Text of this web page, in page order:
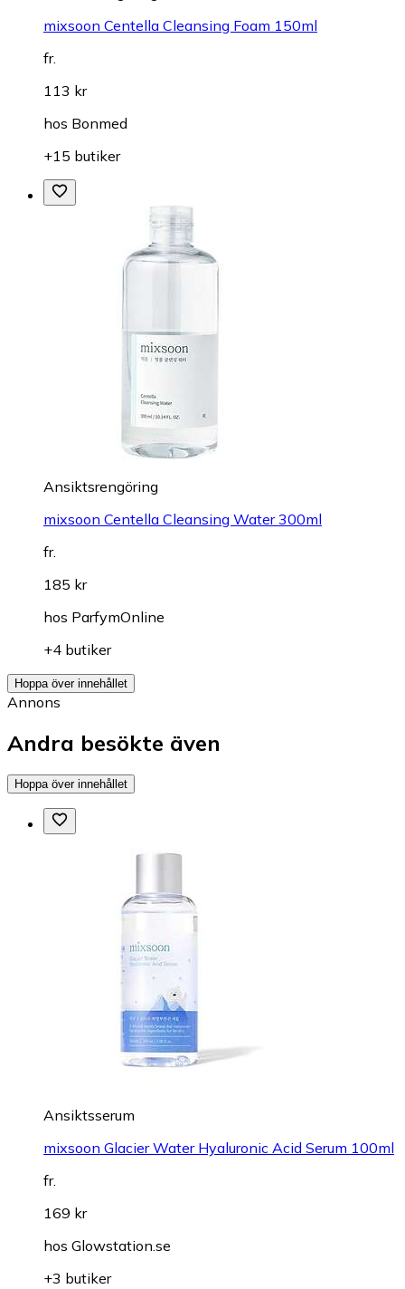
mixsoon Centella Cleansing Foam 150ml
fr.
113 kr
hos Bonmed
+15 butiker
Ansiktsrengöring
mixsoon Centella Cleansing Water 300ml
fr.
185 kr
hos ParfymOnline
+4 butiker
Hoppa över innehållet
Annons
Andra besökte även
Hoppa över innehållet
Ansiktsserum
mixsoon Glacier Water Hyaluronic Acid Serum 100ml
fr.
169 kr
hos Glowstation.se
+3 butiker